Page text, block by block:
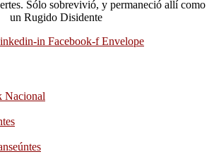
Sólo sobrevivió, y permaneció allí como
un Rugido Disidente
in Facebook-f Envelope
Nacional